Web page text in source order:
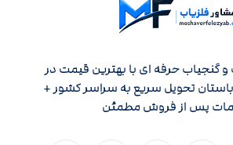
و گنجیاب حرفه ای با بهترین قیمت در
تحویل سریع به سراسر کشور +
پس از فروش مطمئن